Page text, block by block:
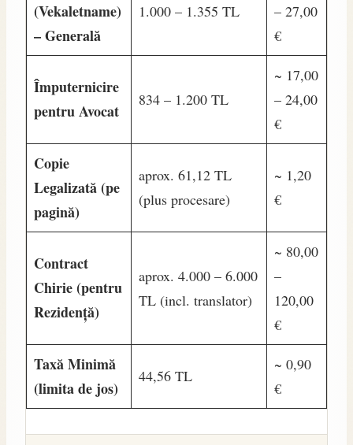
(Vekaletname)
– Generală
1.000 – 1.355 TL
– 27,00
€
Împuternicire
pentru Avocat
834 – 1.200 TL
~ 17,00
– 24,00
€
Copie
Legalizată (pe
pagină)
aprox. 61,12 TL
(plus procesare)
~ 1,20
€
Contract
Chirie (pentru
Rezidență)
aprox. 4.000 – 6.000
TL (incl. translator)
~ 80,00
–
120,00
€
Taxă Minimă
(limita de jos)
44,56 TL
~ 0,90
€